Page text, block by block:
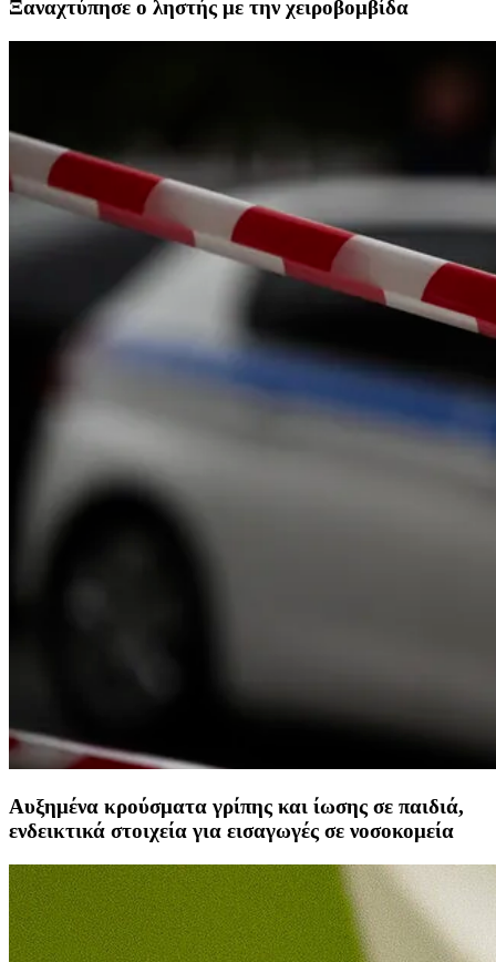
Ξαναχτύπησε ο ληστής με την χειροβομβίδα
Αυξημένα κρούσματα γρίπης και ίωσης σε παιδιά,
ενδεικτικά στοιχεία για εισαγωγές σε νοσοκομεία